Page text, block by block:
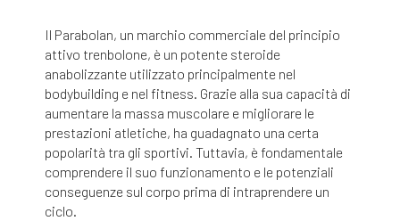
Il Parabolan, un marchio commerciale del principio
attivo trenbolone, è un potente steroide
anabolizzante utilizzato principalmente nel
bodybuilding e nel fitness. Grazie alla sua capacità di
aumentare la massa muscolare e migliorare le
prestazioni atletiche, ha guadagnato una certa
popolarità tra gli sportivi. Tuttavia, è fondamentale
comprendere il suo funzionamento e le potenziali
conseguenze sul corpo prima di intraprendere un
ciclo.